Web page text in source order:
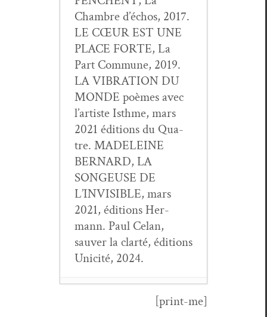
Cham­bre d’échos, 2017.
LE CŒUR EST UNE
PLACE FORTE, La
Part Com­mune, 2019.
LA VIBRATION DU
MONDE poèmes avec
l’artiste Isthme, mars
2021 édi­tions du Qua­
tre. MADELEINE
BERNARD, LA
SONGEUSE DE
L’INVISIBLE, mars
2021, édi­tions Her­
mann. Paul Celan,
sauver la clarté, édi­tions
Unic­ité, 2024.
Runes & ruines,
[print-me]